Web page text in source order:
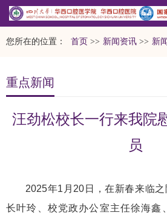
您所在的位置： 首页 >> 新闻资讯 >> 新
重点新闻
汪劲松校长一行来我院
员
2025年1月20日，在新春来临
长叶玲、校党政办公室主任徐海鑫